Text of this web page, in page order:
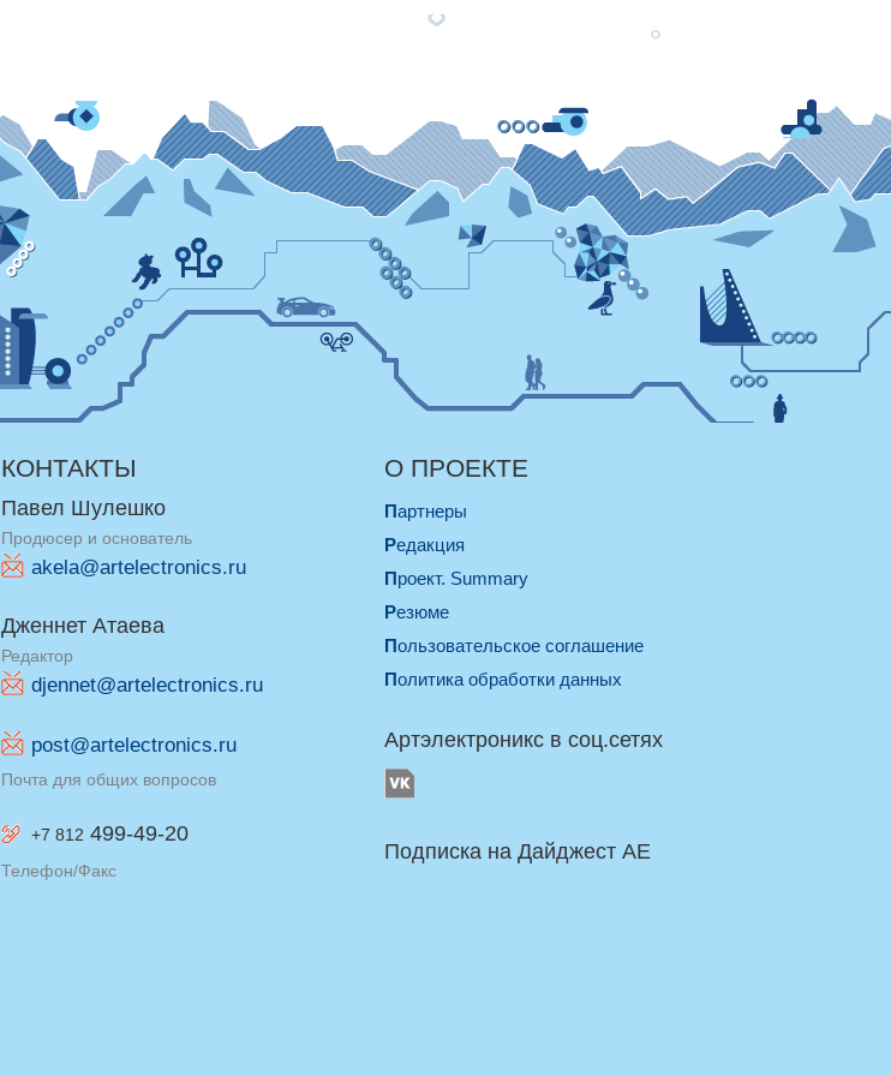
КОНТАКТЫ
Павел Шулешко
Продюсер и основатель
akela@artelectronics.ru
Дженнет Атаева
Редактор
djennet@artelectronics.ru
post@artelectronics.ru
Почта для общих вопросов
+7 812 499-49-20
Телефон/Факс
О ПРОЕКТЕ
Партнеры
Редакция
Проект. Summary
Резюме
Пользовательское соглашение
Политика обработки данных
Артэлектроникс в соц.сетях
Подписка на Дайджест AE